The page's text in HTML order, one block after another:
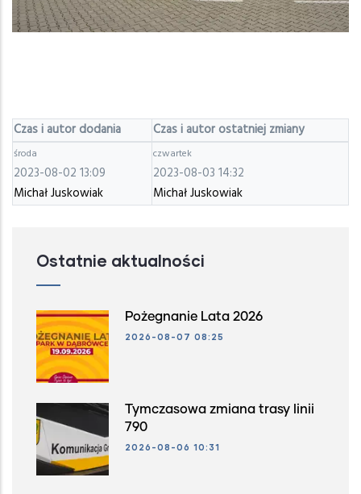
Czas i autor dodania Czas i autor ostatniej zmiany
środa
2023-08-02 13:09
Michał Juskowiak
czwartek
2023-08-03 14:32
Michał Juskowiak
Ostatnie aktualności
Pożegnanie Lata 2026
2026-08-07 08:25
Tymczasowa zmiana trasy linii
790
2026-08-06 10:31